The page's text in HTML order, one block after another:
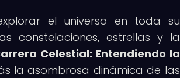
el universo en toda su
constelaciones, estrellas y la
Celestial: Entendiendo la
la asombrosa dinámica de las